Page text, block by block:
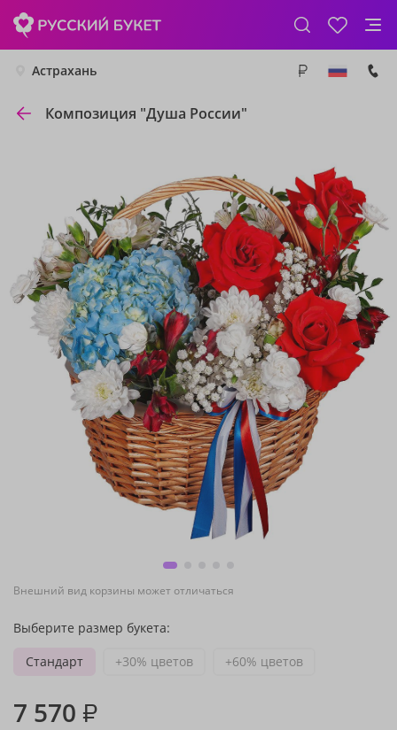
Астрахань
Композиция "Душа России"
Внешний вид корзины может отличаться
Выберите размер букета:
Стандарт
+30% цветов +60% цветов
7 570 ₽